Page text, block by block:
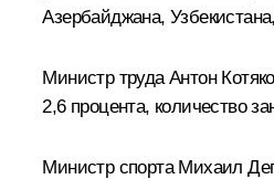
Азербайджана,
Министр труда Антон
2,6 процента, количество
Министр спорта Михаил